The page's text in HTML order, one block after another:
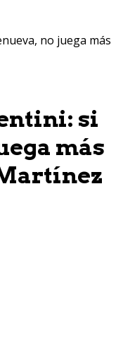
no juega más
si
más